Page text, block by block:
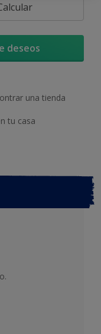
deseos
una tienda
tu casa